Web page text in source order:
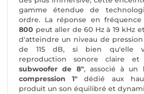
gamme étendue de
ordre. La réponse en
800 peut aller de 60 Hz à 19 kHz
d'atteindre un niveau de
de 115 dB, si bien qu'elle
reproduction sonore claire et
subwoofer de 8", associé à un
compression 1" dédié aux
produit un son équilibré et